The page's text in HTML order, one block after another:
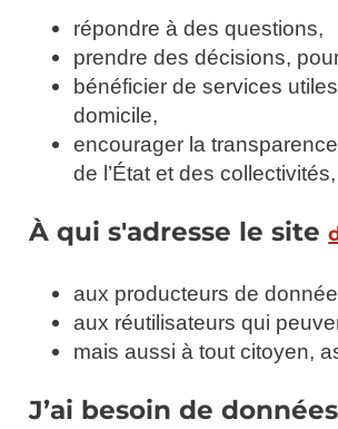
répondre à des questions,
prendre des décisions,
bénéficier de services
domicile,
encourager la
de l’État et des
À qui s'adresse le site
aux producteurs de
aux réutilisateurs qui
mais aussi à tout citoyen,
J’ai besoin de